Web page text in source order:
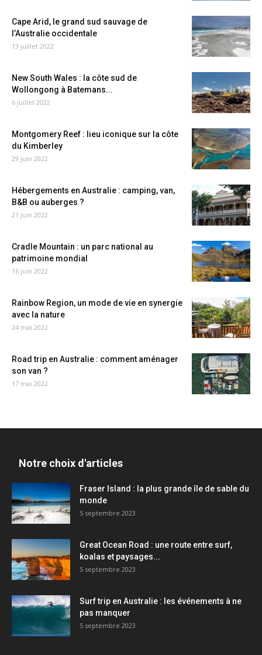
Cape Arid, le grand sud sauvage de
l’Australie occidentale
13 juillet 2022
New South Wales : la côte sud de
Wollongong à Batemans...
6 juillet 2022
Montgomery Reef : lieu iconique sur la côte
du Kimberley
29 juin 2022
Hébergements en Australie : camping, van,
B&B ou auberges ?
21 juin 2022
Cradle Mountain : un parc national au
patrimoine mondial
16 juin 2022
Rainbow Region, un mode de vie en synergie
avec la nature
24 mai 2022
Road trip en Australie : comment aménager
son van ?
17 mai 2022
Notre choix d'articles
Fraser Island : la plus grande île de sable du
monde
5 septembre 2023
Great Ocean Road : une route entre surf,
koalas et paysages...
5 septembre 2023
Surf trip en Australie : les événements à ne
pas manquer
5 septembre 2023